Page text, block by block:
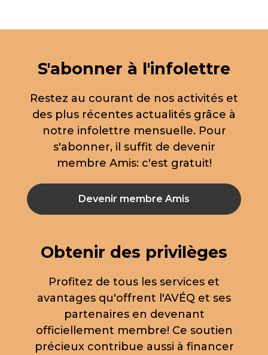
S'abonner à l'infolettre
Restez au courant de nos activités et
des plus récentes actualités grâce à
notre infolettre mensuelle. Pour
s'abonner, il suffit de devenir
membre Amis: c'est gratuit!
Devenir membre Amis
Obtenir des privilèges
Profitez de tous les services et
avantages qu'offrent l'AVÉQ et ses
partenaires en devenant
officiellement membre! Ce soutien
précieux contribue aussi à financer